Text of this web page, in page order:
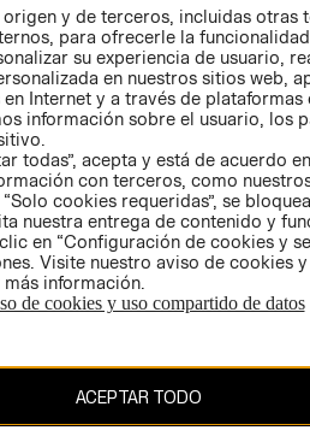
(INGLÉS)
PETICIONES
QUEJAS Y
RECLAMOS
Mauritz AB.
y de terceros, incluidas otras
para ofrecerle la
su experiencia de usuario,
en nuestros sitios web,
Internet y a través de plataformas
información sobre el usuario, los
todas”, acepta y está de acuerdo
con terceros, como
cookies requeridas”, se
nuestra entrega de contenido y
en “Configuración de cookies y
Visite nuestro aviso de cookies
información.
de cookies y uso compartido de datos
ACEPTAR TODO